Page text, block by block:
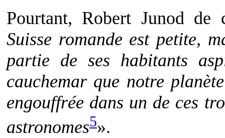
Pourtant, Robert Junod de
Suisse romande est petite,
partie de ses habitants
cauchemar que notre
engouffrée dans un de ces
astronomes5».